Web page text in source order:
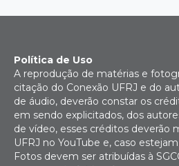
Política de Uso
A reprodução de matérias e
citação do Conexão UFRJ e do
de áudio, deverão constar os
em sendo explicitados, dos
de vídeo, esses créditos deverão
UFRJ no YouTube e, caso
Fotos devem ser atribuídas à